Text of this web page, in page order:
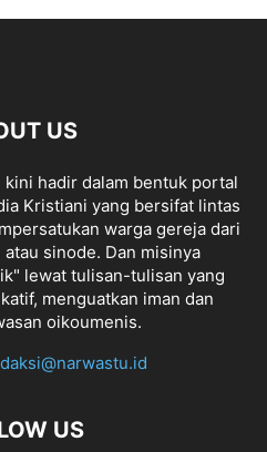
US
kini hadir dalam bentuk portal
Kristiani yang bersifat lintas
warga gereja dari
sinode. Dan misinya
lewat tulisan-tulisan yang
menguatkan iman dan
oikoumenis.
US